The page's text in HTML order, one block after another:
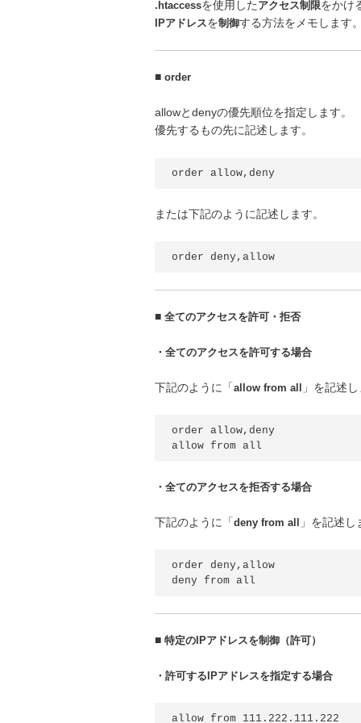
.htaccessを使用した アクセス制限をかけ
IPアドレスを制御する方法をメモします。
■ order
allowとdenyの優先順位を指定します。
優先するもの先に記述します。
または下記のように記述します。
■ 全てのアクセスを許可・拒否
・全てのアクセスを許可する場合
下記のように「 allow from all 」を記述し
order allow,deny
・全てのアクセスを拒否する場合
下記のように「 deny from all 」を記述し
order deny,allow
■ 特定のIPアドレスを制御（許可）
・許可するIPアドレスを指定する場合